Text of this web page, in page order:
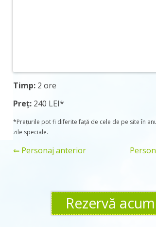
Timp: 2 ore
Preț: 240 LEI*
*Prețurile pot fi diferite față de cele de pe site în
zile speciale.
Rezervă acum
⇐ Personaj anterior